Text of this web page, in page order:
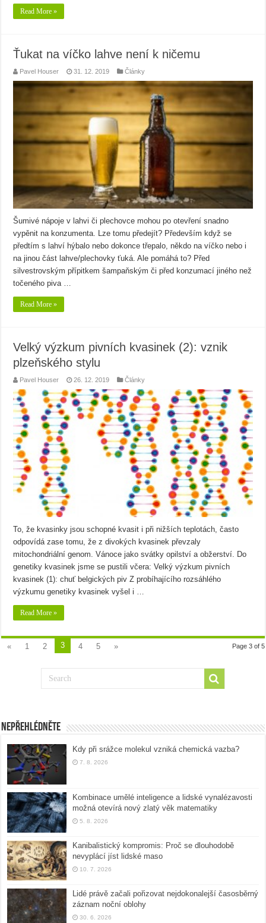
Read More »
Ťukat na víčko lahve není k ničemu
Pavel Houser 31. 12. 2019 Články
Šumivé nápoje v lahvi či plechovce mohou po otevření snadno
vypěnit na konzumenta. Lze tomu předejít? Především když se
předtím s lahví hýbalo nebo dokonce třepalo, někdo na víčko nebo i
na jinou část lahve/plechovky ťuká. Ale pomáhá to? Před
silvestrovským přípitkem šampaňským či před konzumací jiného než
točeného piva …
Read More »
Velký výzkum pivních kvasinek (2): vznik
plzeňského stylu
Pavel Houser 26. 12. 2019 Články
To, že kvasinky jsou schopné kvasit i při nižších teplotách, často
odpovídá zase tomu, že z divokých kvasinek převzaly
mitochondriální genom. Vánoce jako svátky opilství a obžerství. Do
genetiky kvasinek jsme se pustili včera: Velký výzkum pivních
kvasinek (1): chuť belgických piv Z probíhajícího rozsáhlého
výzkumu genetiky kvasinek vyšel i …
Read More »
Page 3 of 5
« 1 2 3 4 5 »
Nepřehlédněte
Kdy při srážce molekul vzniká chemická vazba?
7. 8. 2026
Kombinace umělé inteligence a lidské vynalézavosti
možná otevírá nový zlatý věk matematiky
5. 8. 2026
Kanibalistický kompromis: Proč se dlouhodobě
nevyplácí jíst lidské maso
10. 7. 2026
Lidé právě začali pořizovat nejdokonalejší časosběrný
záznam noční oblohy
30. 6. 2026